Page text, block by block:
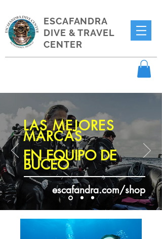
ESCAFANDRA
DIVE & TRAVEL
CENTER
LAS MEJORES
MARCAS
EN EQUIPO DE
BUCEO
escafandra.com/shop